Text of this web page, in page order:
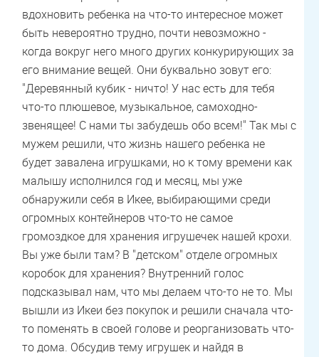
вдохновить ребенка на что-то интересное может
быть невероятно трудно, почти невозможно -
когда вокруг него много других конкурирующих за
его внимание вещей. Они буквально зовут его:
"Деревянный кубик - ничто! У нас есть для тебя
что-то плюшевое, музыкальное, самоходно-
звенящее! С нами ты забудешь обо всем!" Так мы с
мужем решили, что жизнь нашего ребенка не
будет завалена игрушками, но к тому времени как
малышу исполнился год и месяц, мы уже
обнаружили себя в Икее, выбирающими среди
огромных контейнеров что-то не самое
громоздкое для хранения игрушечек нашей крохи.
Вы уже были там? В "детском" отделе огромных
коробок для хранения? Внутренний голос
подсказывал нам, что мы делаем что-то не то. Мы
вышли из Икеи без покупок и решили сначала что-
то поменять в своей голове и реорганизовать что-
то дома. Обсудив тему игрушек и найдя в